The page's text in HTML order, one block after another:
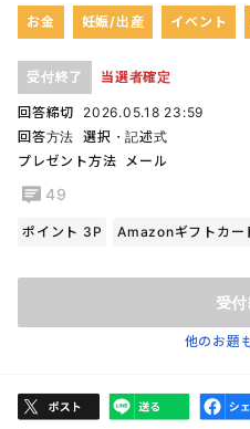
1万円～ 8.1%
回答 49件
お金 妊娠/出産 イベント
受付終了 当選者確定
回答締切
2026.05.18 23:59
回答方法 選択・記述式
プレゼント方法
メール
49
ポイント 3P Amazonギフトカー
受
他のお題